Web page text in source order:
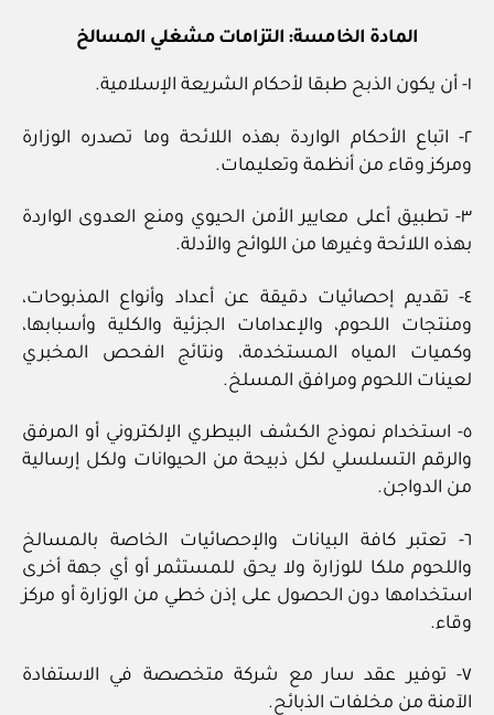
المادة الخامسة: التزامات مشغلي المسالخ
١- أن يكون الذبح طبقا لأحكام الشريعة الإسلامية.
٢- اتباع الأحكام الواردة بهذه اللائحة وما تصدره الوزارة
ومركز وقاء من أنظمة وتعليمات.
٣- تطبيق أعلى معايير الأمن الحيوي ومنع العدوى الواردة
بهذه اللائحة وغيرها من اللوائح والأدلة.
٤- تقديم إحصائيات دقيقة عن أعداد وأنواع المذبوحات،
ومنتجات اللحوم، والإعدامات الجزئية والكلية وأسبابها،
وكميات المياه المستخدمة، ونتائج الفحص المخبري
لعينات اللحوم ومرافق المسلخ.
٥- استخدام نموذج الكشف البيطري الإلكتروني أو المرفق
والرقم التسلسلي لكل ذبيحة من الحيوانات ولكل إرسالية
من الدواجن.
٦- تعتبر كافة البيانات والإحصائيات الخاصة بالمسالخ
واللحوم ملكا للوزارة ولا يحق للمستثمر أو أي جهة أخرى
استخدامها دون الحصول على إذن خطي من الوزارة أو مركز
وقاء.
٧- توفير عقد سار مع شركة متخصصة في الاستفادة
الآمنة من مخلفات الذبائح.